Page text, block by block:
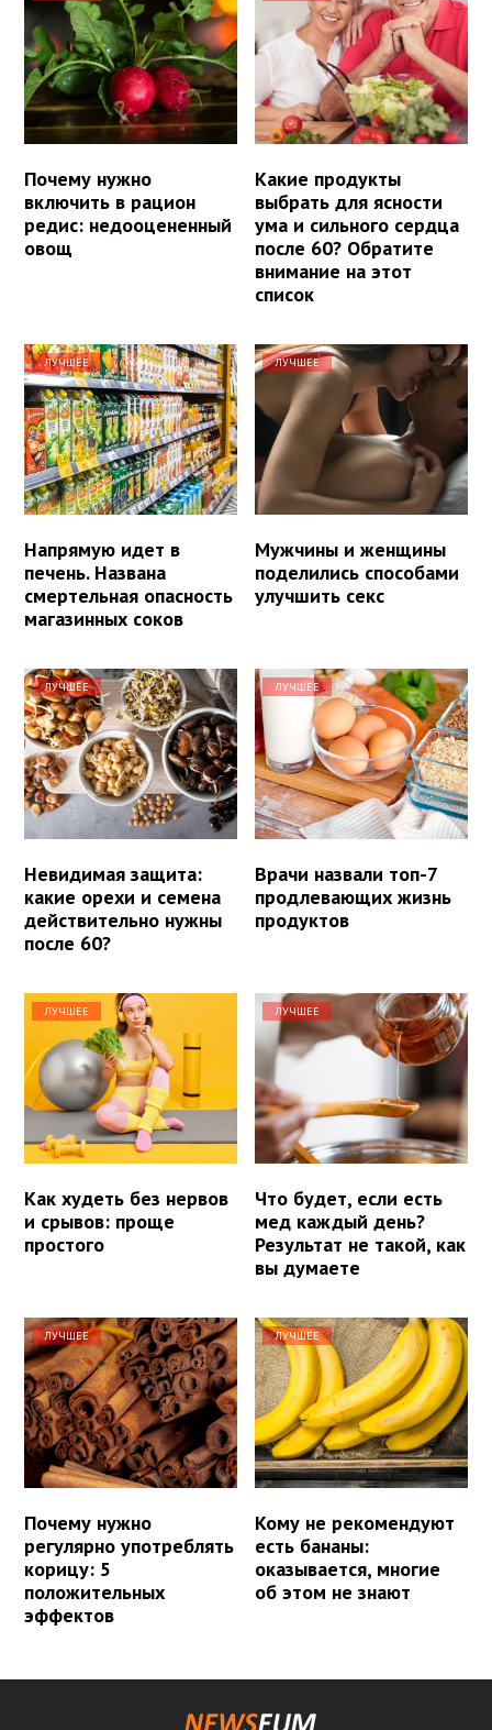
Почему нужно
включить в рацион
редис: недооцененный
овощ
Какие продукты
выбрать для ясности
ума и сильного сердца
после 60? Обратите
внимание на этот
список
ЛУЧШЕЕ
Напрямую идет в
печень. Названа
смертельная опасность
магазинных соков
ЛУЧШЕЕ
Мужчины и женщины
поделились способами
улучшить секс
ЛУЧШЕЕ
Невидимая защита:
какие орехи и семена
действительно нужны
после 60?
ЛУЧШЕЕ
Врачи назвали топ-7
продлевающих жизнь
продуктов
ЛУЧШЕЕ
Как худеть без нервов
и срывов: проще
простого
ЛУЧШЕЕ
Что будет, если есть
мед каждый день?
Результат не такой, как
вы думаете
ЛУЧШЕЕ
Почему нужно
регулярно употреблять
корицу: 5
положительных
эффектов
ЛУЧШЕЕ
Кому не рекомендуют
есть бананы:
оказывается, многие
об этом не знают